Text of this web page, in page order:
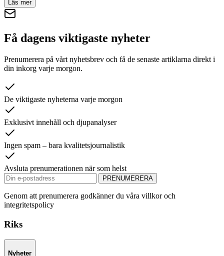
Läs mer
Få dagens viktigaste nyheter
Prenumerera på vårt nyhetsbrev och få de senaste artiklarna direkt i
din inkorg varje morgon.
De viktigaste nyheterna varje morgon
Exklusivt innehåll och djupanalyser
Ingen spam – bara kvalitetsjournalistik
Avsluta prenumerationen när som helst
PRENUMERERA
Genom att prenumerera godkänner du våra villkor och
integritetspolicy
Riks
Nyheter